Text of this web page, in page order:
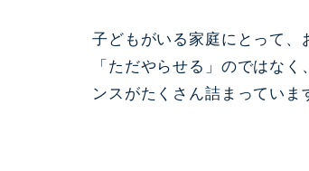
子どもがいる家庭にとって
「ただやらせる」のではな
ンスがたくさん詰まっていま